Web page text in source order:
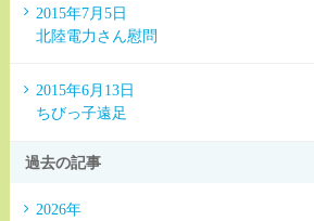
2015年7月5日
北陸電力さん慰問
2015年6月13日
ちびっ子遠足
過去の記事
2026年